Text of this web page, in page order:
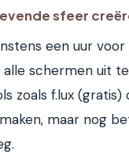
sfeer
een uur voor
alle schermen uit
zoals f.lux
maar nog